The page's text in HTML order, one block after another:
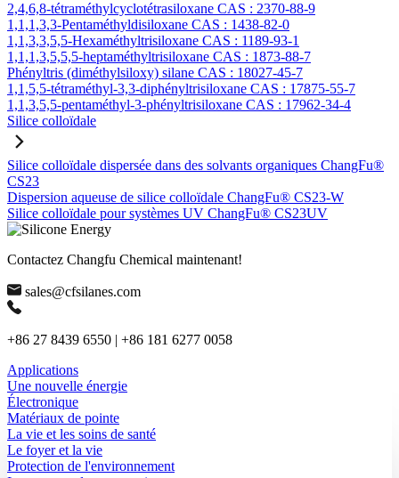
2,4,6,8-tétraméthylcyclotétrasiloxane CAS : 2370-88-9
1,1,1,3,3-Pentaméthyldisiloxane CAS : 1438-82-0
1,1,3,3,5,5-Hexaméthyltrisiloxane CAS : 1189-93-1
1,1,1,3,5,5,5-heptaméthyltrisiloxane CAS : 1873-88-7
Phényltris (diméthylsiloxy) silane CAS : 18027-45-7
1,1,5,5-tétraméthyl-3,3-diphényltrisiloxane CAS : 17875-55-7
1,1,3,5,5-pentaméthyl-3-phényltrisiloxane CAS : 17962-34-4
Silice colloïdale
Silice colloïdale dispersée dans des solvants organiques ChangFu®
CS23
Dispersion aqueuse de silice colloïdale ChangFu® CS23-W
Silice colloïdale pour systèmes UV ChangFu® CS23UV
Contactez Changfu Chemical maintenant!
sales@cfsilanes.com
+86 27 8439 6550 | +86 181 6277 0058
Applications
Une nouvelle énergie
Électronique
Matériaux de pointe
La vie et les soins de santé
Le foyer et la vie
Protection de l'environnement